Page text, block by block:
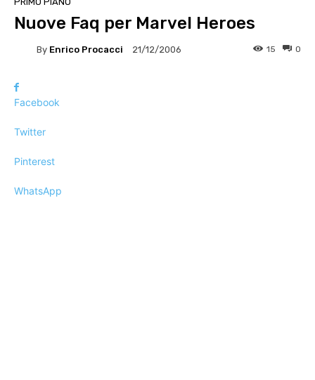
Nuove Faq per Marvel Heroes
By Enrico Procacci 21/12/2006 0
15
Facebook
Twitter
Pinterest
WhatsApp